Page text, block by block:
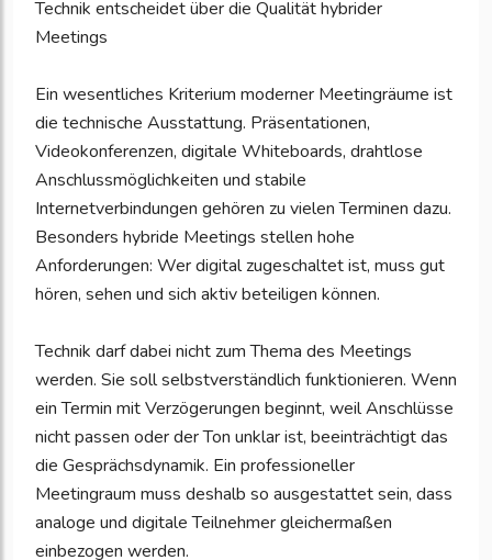
Technik entscheidet über die Qualität hybrider
Meetings
Ein wesentliches Kriterium moderner Meetingräume ist
die technische Ausstattung. Präsentationen,
Videokonferenzen, digitale Whiteboards, drahtlose
Anschlussmöglichkeiten und stabile
Internetverbindungen gehören zu vielen Terminen dazu.
Besonders hybride Meetings stellen hohe
Anforderungen: Wer digital zugeschaltet ist, muss gut
hören, sehen und sich aktiv beteiligen können.
Technik darf dabei nicht zum Thema des Meetings
werden. Sie soll selbstverständlich funktionieren. Wenn
ein Termin mit Verzögerungen beginnt, weil Anschlüsse
nicht passen oder der Ton unklar ist, beeinträchtigt das
die Gesprächsdynamik. Ein professioneller
Meetingraum muss deshalb so ausgestattet sein, dass
analoge und digitale Teilnehmer gleichermaßen
einbezogen werden.